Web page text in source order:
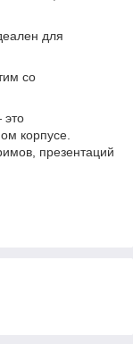
для
со
корпусе.
презентаций